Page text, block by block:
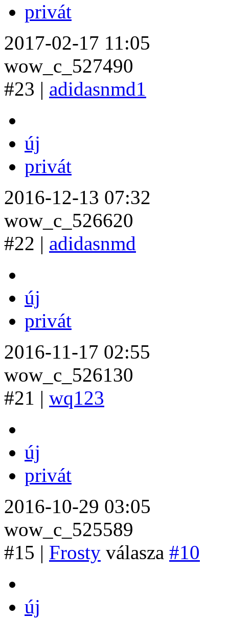
privát
2017-02-17 11:05
wow_c_527490
#23 | adidasnmd1
új
privát
2016-12-13 07:32
wow_c_526620
#22 | adidasnmd
új
privát
2016-11-17 02:55
wow_c_526130
#21 | wq123
új
privát
2016-10-29 03:05
wow_c_525589
#15 | Frosty válasza #10
új